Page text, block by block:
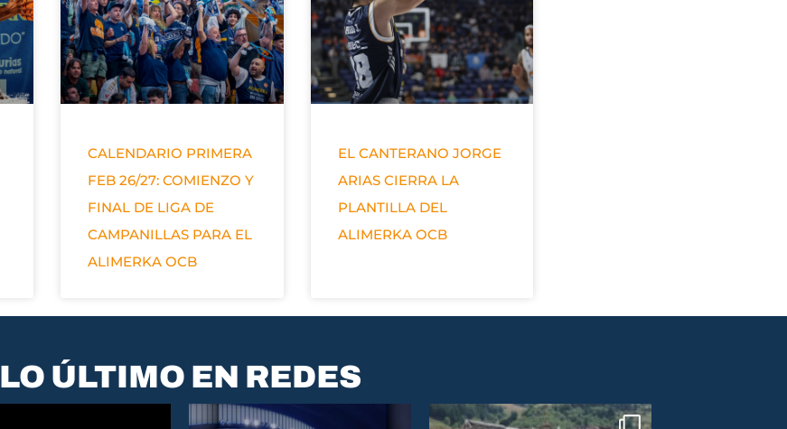
CALENDARIO PRIMERA
FEB 26/27: COMIENZO Y
FINAL DE LIGA DE
CAMPANILLAS PARA EL
ALIMERKA OCB
EL CANTERANO JORGE
ARIAS CIERRA LA
PLANTILLA DEL
ALIMERKA OCB
LO ÚLTIMO EN REDES